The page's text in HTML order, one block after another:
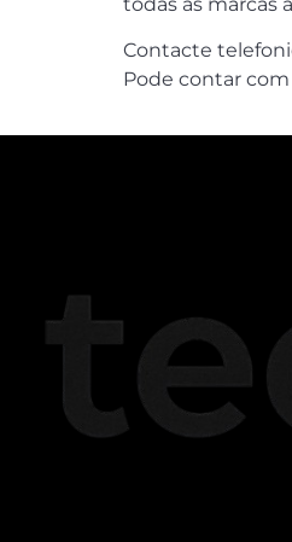
Contacte
Pode contar com